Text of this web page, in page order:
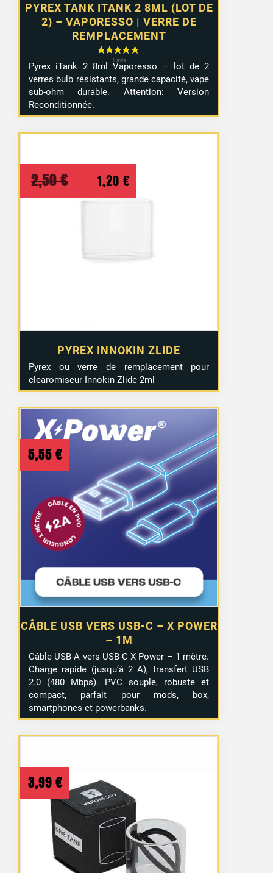
PYREX TANK ITANK 2 8ML (LOT DE
2) – VAPORESSO | VERRE DE
REMPLACEMENT
Pyrex iTank 2 8ml Vaporesso – lot de 2
verres bulb résistants, grande capacité, vape
sub-ohm durable. Attention: Version
Reconditionnée.
PYREX INNOKIN ZLIDE
2,50€
Le
prix
1,20 €
prix
Pyrex ou verre de remplacement pour
clearomiseur Innokin Zlide 2ml
CÂBLE USB VERS USB-C – X POWER
– 1M
5,55 €
Câble USB-A vers USB-C X Power – 1 mètre.
Charge rapide (jusqu’à 2 A), transfert USB
2.0 (480 Mbps). PVC souple, robuste et
compact, parfait pour mods, box,
smartphones et powerbanks.
3,99 €